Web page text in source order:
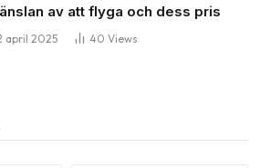
av att flyga och dess pris
april 2025 40 Views